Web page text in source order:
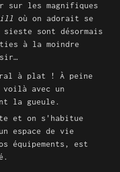
sur les magnifiques
où on adorait se
sieste sont désormais
à la moindre
à plat ! À peine
avec un
la gueule.
et on s'habitue
espace de vie
équipements, est